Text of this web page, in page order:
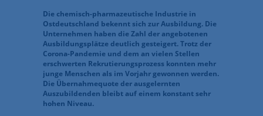
Die chemisch-pharmazeutische Industrie in
Ostdeutschland bekennt sich zur Ausbildung. Die
Unternehmen haben die Zahl der angebotenen
Ausbildungsplätze deutlich gesteigert. Trotz der
Corona-Pandemie und dem an vielen Stellen
erschwerten Rekrutierungsprozess konnten mehr
junge Menschen als im Vorjahr gewonnen werden.
Die Übernahmequote der ausgelernten
Auszubildenden bleibt auf einem konstant sehr
hohen Niveau.